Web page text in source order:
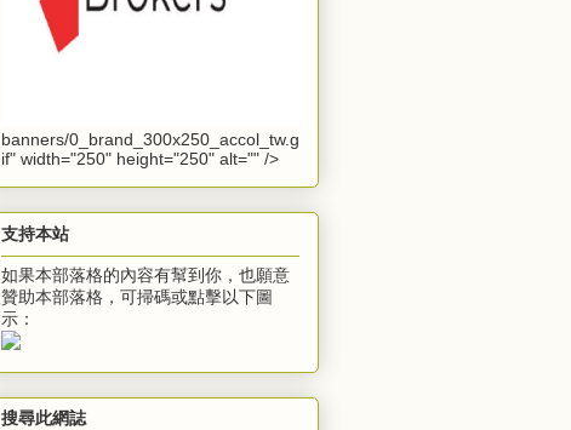
banners/0_brand_300x250_accol_tw.g
if" width="250" height="250" alt="" />
支持本站
如果本部落格的內容有幫到你，也願意
贊助本部落格，可掃碼或點擊以下圖
示：
搜尋此網誌